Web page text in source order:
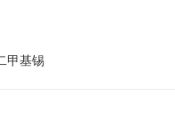
甲基锡